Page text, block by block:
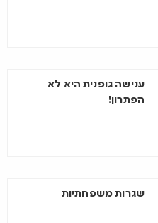
ענישה גופנית היא לא
הפתרון!
שגרות משפחתיות